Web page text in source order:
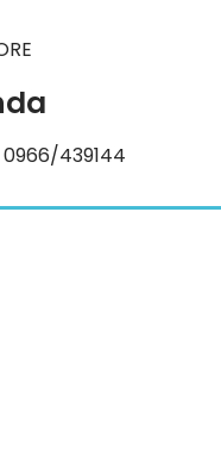
0966/439144